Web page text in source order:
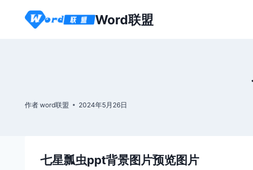
Word联盟
作者word联盟 2024年5月26日
七星瓢虫ppt背景图片预览图片